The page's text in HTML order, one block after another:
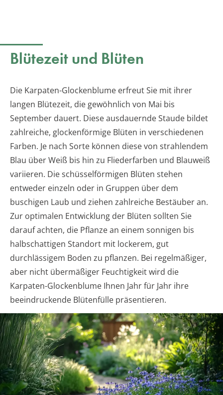
Blütezeit und Blüten
Die Karpaten-Glockenblume erfreut Sie mit ihrer
langen Blütezeit, die gewöhnlich von Mai bis
September dauert. Diese ausdauernde Staude bildet
zahlreiche, glockenförmige Blüten in verschiedenen
Farben. Je nach Sorte können diese von strahlendem
Blau über Weiß bis hin zu Fliederfarben und Blauweiß
variieren. Die schüsselförmigen Blüten stehen
entweder einzeln oder in Gruppen über dem
buschigen Laub und ziehen zahlreiche Bestäuber an.
Zur optimalen Entwicklung der Blüten sollten Sie
darauf achten, die Pflanze an einem sonnigen bis
halbschattigen Standort mit lockerem, gut
durchlässigem Boden zu pflanzen. Bei regelmäßiger,
aber nicht übermäßiger Feuchtigkeit wird die
Karpaten-Glockenblume Ihnen Jahr für Jahr ihre
beeindruckende Blütenfülle präsentieren.